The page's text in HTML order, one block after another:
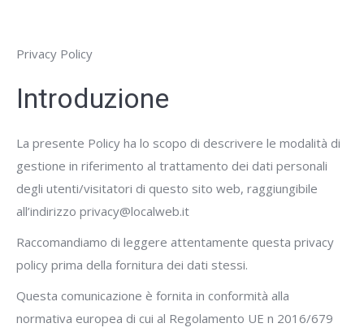
Privacy Policy
Introduzione
La presente Policy ha lo scopo di descrivere le modalità di
gestione in riferimento al trattamento dei dati personali
degli utenti/visitatori di questo sito web, raggiungibile
all’indirizzo privacy@localweb.it
Raccomandiamo di leggere attentamente questa privacy
policy prima della fornitura dei dati stessi.
Questa comunicazione è fornita in conformità alla
normativa europea di cui al Regolamento UE n 2016/679